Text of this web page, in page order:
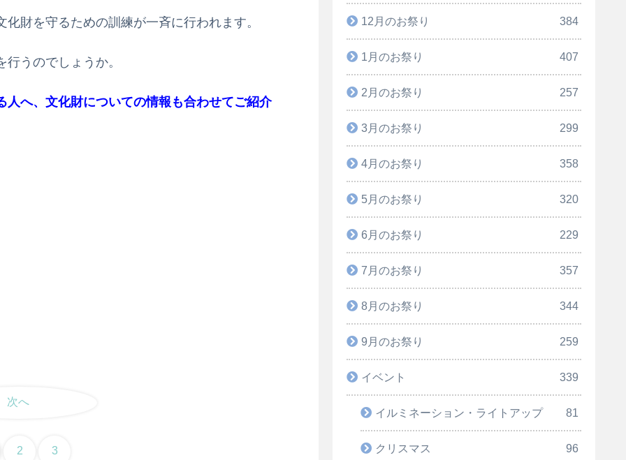
財を守るための訓練が一斉に行われます。
うのでしょうか。
人へ、文化財についての情報も合わせてご紹介
次へ
2 3
12月のお祭り 384
1月のお祭り 407
2月のお祭り 257
3月のお祭り 299
4月のお祭り 358
5月のお祭り 320
6月のお祭り 229
7月のお祭り 357
8月のお祭り 344
9月のお祭り 259
イベント 339
イルミネーション・ライトアップ 81
クリスマス 96